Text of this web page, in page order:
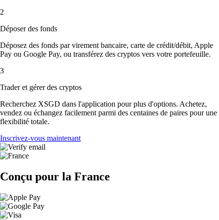
2
Déposer des fonds
Déposez des fonds par virement bancaire, carte de crédit/débit, Apple
Pay ou Google Pay, ou transférez des cryptos vers votre portefeuille.
3
Trader et gérer des cryptos
Recherchez XSGD dans l'application pour plus d'options. Achetez,
vendez ou échangez facilement parmi des centaines de paires pour une
flexibilité totale.
Inscrivez-vous maintenant
Conçu pour la France